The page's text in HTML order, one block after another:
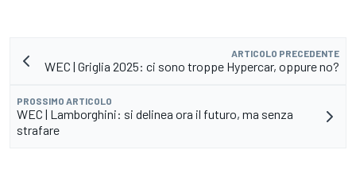
ARTICOLO PRECEDENTE
WEC | Griglia 2025: ci sono troppe Hypercar, oppure no?
PROSSIMO ARTICOLO
WEC | Lamborghini: si delinea ora il futuro, ma senza
strafare